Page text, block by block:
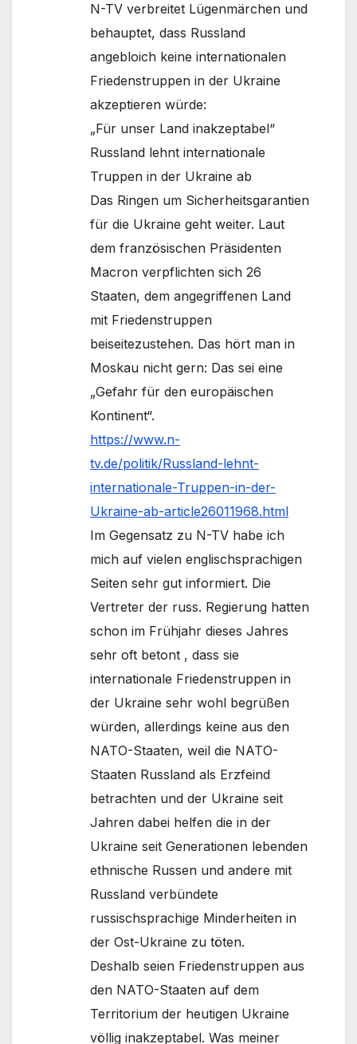
N-TV verbreitet Lügenmärchen und
behauptet, dass Russland
angebloich keine internationalen
Friedenstruppen in der Ukraine
akzeptieren würde:
„Für unser Land inakzeptabel“
Russland lehnt internationale
Truppen in der Ukraine ab
Das Ringen um Sicherheitsgarantien
für die Ukraine geht weiter. Laut
dem französischen Präsidenten
Macron verpflichten sich 26
Staaten, dem angegriffenen Land
mit Friedenstruppen
beiseitezustehen. Das hört man in
Moskau nicht gern: Das sei eine
„Gefahr für den europäischen
Kontinent“.
https://www.n-
tv.de/politik/Russland-lehnt-
internationale-Truppen-in-der-
Ukraine-ab-article26011968.html
Im Gegensatz zu N-TV habe ich
mich auf vielen englischsprachigen
Seiten sehr gut informiert. Die
Vertreter der russ. Regierung hatten
schon im Frühjahr dieses Jahres
sehr oft betont , dass sie
internationale Friedenstruppen in
der Ukraine sehr wohl begrüßen
würden, allerdings keine aus den
NATO-Staaten, weil die NATO-
Staaten Russland als Erzfeind
betrachten und der Ukraine seit
Jahren dabei helfen die in der
Ukraine seit Generationen lebenden
ethnische Russen und andere mit
Russland verbündete
russischsprachige Minderheiten in
der Ost-Ukraine zu töten.
Deshalb seien Friedenstruppen aus
den NATO-Staaten auf dem
Territorium der heutigen Ukraine
völlig inakzeptabel. Was meiner